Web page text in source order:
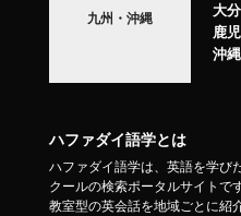
九州・沖縄
大分
鹿
沖縄
ハファダイ語学とは
ハファダイ語学は、英語を学び
クールの検索ポータルサイトです
教室型の英会話を地域ごとに紹